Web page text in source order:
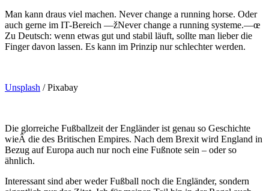
Man kann draus viel machen. Never change a running horse. Oder
auch gerne im IT-Bereich —žNever change a running systeme.—œ
Zu Deutsch: wenn etwas gut und stabil läuft, sollte man lieber die
Finger davon lassen. Es kann im Prinzip nur schlechter werden.
Unsplash / Pixabay
Die glorreiche Fußballzeit der Engländer ist genau so Geschichte
wieÂ die des Britischen Empires. Nach dem Brexit wird England in
Bezug auf Europa auch nur noch eine Fußnote sein – oder so
ähnlich.
Interessant sind aber weder Fußball noch die Engländer, sondern